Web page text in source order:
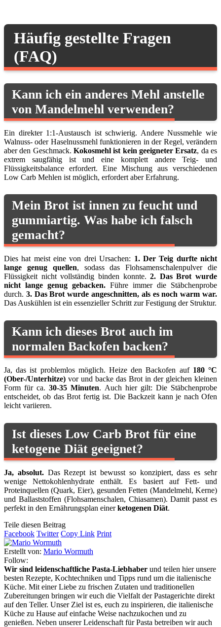
Häufig gestellte Fragen
(FAQ)
Kann ich ein anderes Mehl anstelle
von Mandelmehl verwenden?
Ein direkter 1:1-Austausch ist schwierig. Andere Nussmehle wie
Walnuss- oder Haselnussmehl funktionieren in der Regel, verändern
aber den Geschmack. Kokosmehl ist kein geeigneter Ersatz, da es
extrem saugfähig ist und eine komplett andere Teig- und
Flüssigkeitsbalance erfordert. Eine Mischung aus verschiedenen
Low Carb Mehlen ist möglich, erfordert aber Erfahrung.
Mein Brot ist innen zu feucht und
gummiartig. Was habe ich falsch
gemacht?
Dies hat meist eine von drei Ursachen: 1. Der Teig durfte nicht
lange genug quellen, sodass das Flohsamenschalenpulver die
Flüssigkeit nicht vollständig binden konnte.2. Das Brot wurde
nicht lange genug gebacken. Führe immer die Stäbchenprobe
durch. 3. Das Brot wurde angeschnitten, als es noch warm war.
Das Auskühlen ist ein essenzieller Schritt zur Festigung der Struktur.
Kann ich dieses Brot auch im
normalen Backofen backen?
Ja, das ist problemlos möglich. Heize den Backofen auf 180 °C
(Ober-/Unterhitze) vor und backe das Brot in der gleichen kleinen
Form für ca.30-35 Minuten. Auch hier gilt: Die Stäbchenprobe
entscheidet, ob das Brot fertig ist. Die Backzeit kann je nach Ofen
leicht variieren.
Ist dieses Low Carb Brot für eine
ketogene Diät geeignet?
Ja, absolut.Das Rezept ist bewusst so konzipiert, dass es sehr
wenige Nettokohlenhydrate enthält. Es basiert auf Fett- und
Proteinquellen (Quark, Eier), gesunden Fetten (Mandelmehl, Kerne)
und Ballaststoffen (Flohsamenschalen, Chiasamen). Damit passt es
perfekt in den Ernährungsplan einerketogenen Diät.
Teile diesen Beitrag
Facebook Twitter Copy Link Print
Erstellt von: Mario Wormuth
Follow:
Wir sind leidenschaftliche Pasta-Liebhaber und teilen hier unsere
besten Rezepte, Kochtechniken und Tipps rund um die italienische
Küche. Mit einer Liebe zu frischen Zutaten und traditionellen
Zubereitungen bringen wir euch die Vielfalt der Pastagerichte direkt
auf den Teller. Unser Ziel ist es, euch zu inspirieren, die italienische
Küche zu Hause auf einfache Weise nachzukochen und zu
genießen. Neben unserer Leidenschaft für Pasta betreiben wir auch